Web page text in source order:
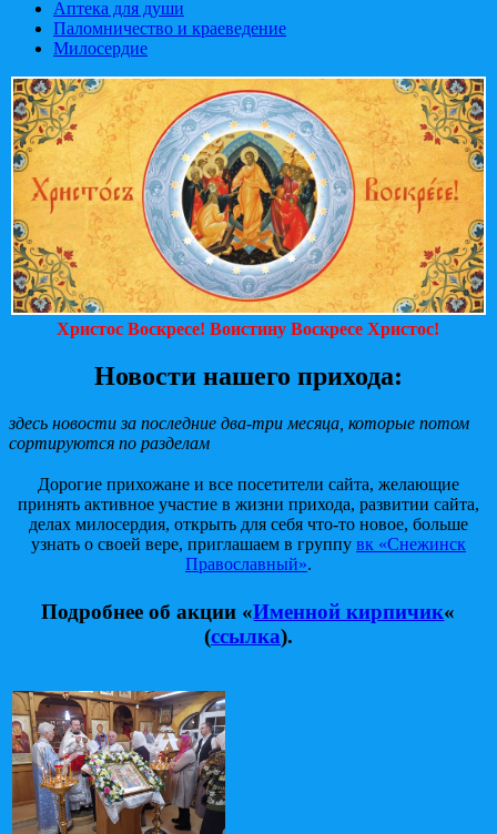
Аптека для души
Паломничество и краеведение
Милосердие
Христос Воскресе! Воистину Воскресе Христос!
Новости нашего прихода:
здесь новости за последние два-три месяца, которые потом
сортируются по разделам
Дорогие прихожане и все посетители сайта, желающие
принять активное участие в жизни прихода, развитии сайта,
делах милосердия, открыть для себя что-то новое, больше
узнать о своей вере, приглашаем в группу вк «Снежинск
Православный».
Подробнее об акции «Именной кирпичик«
(ссылка).